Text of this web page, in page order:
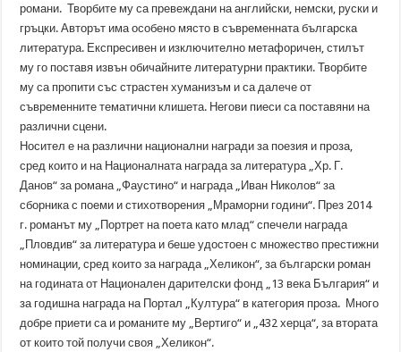
романи. Творбите му са превеждани на английски, немски, руски и
гръцки. Авторът има особено място в съвременната българска
литература. Експресивен и изключително метафоричен, стилът
му го поставя извън обичайните литературни практики. Творбите
му са пропити със страстен хуманизъм и са далече от
съвременните тематични клишета. Негови пиеси са поставяни на
различни сцени.
Носител е на различни национални награди за поезия и проза,
сред които и на Националната награда за литература „Хр. Г.
Данов“ за романа „Фаустино“ и награда „Иван Николов“ за
сборника с поеми и стихотворения „Мраморни години“. През 2014
г. романът му „Портрет на поета като млад“ спечели награда
„Пловдив“ за литература и беше удостоен с множество престижни
номинации, сред които за награда „Хеликон“, за български роман
на годината от Национален дарителски фонд „13 века България“ и
за годишна награда на Портал „Култура“ в категория проза. Много
добре приети са и романите му „Вертиго“ и „432 херца“, за втората
от които той получи своя „Хеликон“.